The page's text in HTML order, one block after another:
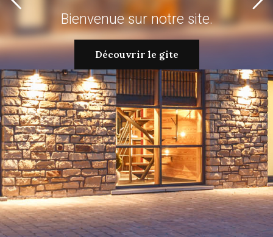
Bienvenue sur notre site.
Découvrir le gite